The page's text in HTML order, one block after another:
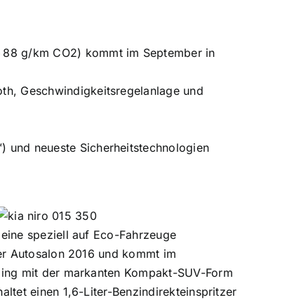
g/km CO2) kommt im September in
Geschwindigkeitsregelanlage und
und neueste Sicherheitstechnologien
speziell auf Eco-Fahrzeuge
Autosalon 2016 und kommt im
mit der markanten Kompakt-SUV-Form
einen 1,6-Liter-Benzindirekteinspritzer